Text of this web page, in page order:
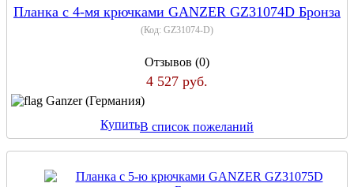
Планка с 4-мя крючками GANZER GZ31074D Бронза
(Код: GZ31074-D)
Отзывов (0)
4 527 руб.
Ganzer (Германия)
КупитьВ список пожеланий